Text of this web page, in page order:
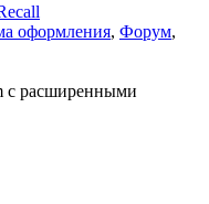
оформления, Форум,
с расширенными